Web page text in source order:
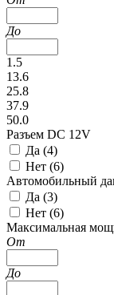
До
1.5
13.6
25.8
37.9
50.0
Разъем DC 12V
Да (4)
Нет (6)
Автомобильный
Да (3)
Нет (6)
Максимальная
От
До